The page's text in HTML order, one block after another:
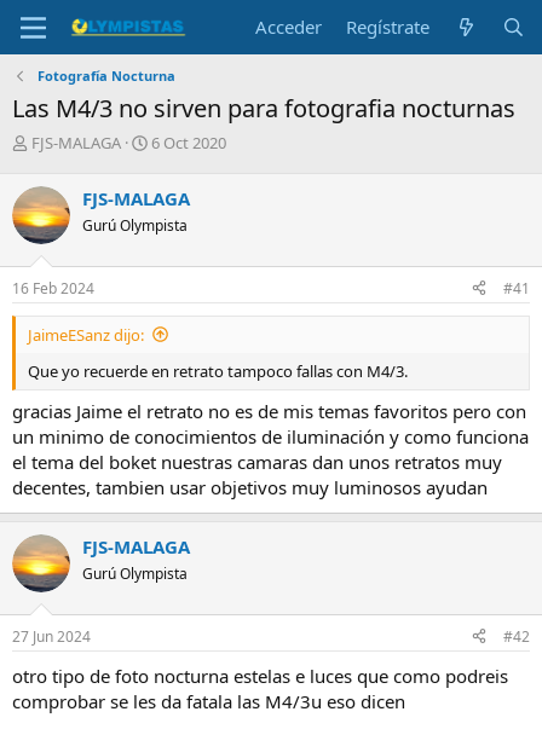
Acceder Regístrate
Fotografía Nocturna
Las M4/3 no sirven para fotografia nocturnas
I
i
c
i
a
d
o
r
d
l
e
m
a
FJS-MALAGA
F
h
a
e
n
i
i
6 Oct 2020
FJS-MALAGA
Gurú Olympista
16 Feb 2024 #41
JaimeESanz dijo:
Que yo recuerde en retrato tampoco fallas con M4/3.
gracias Jaime el retrato no es de mis temas favoritos pero con
un minimo de conocimientos de iluminación y como funciona
el tema del boket nuestras camaras dan unos retratos muy
decentes, tambien usar objetivos muy luminosos ayudan
FJS-MALAGA
Gurú Olympista
27 Jun 2024 #42
otro tipo de foto nocturna estelas e luces que como podreis
comprobar se les da fatala las M4/3u eso dicen